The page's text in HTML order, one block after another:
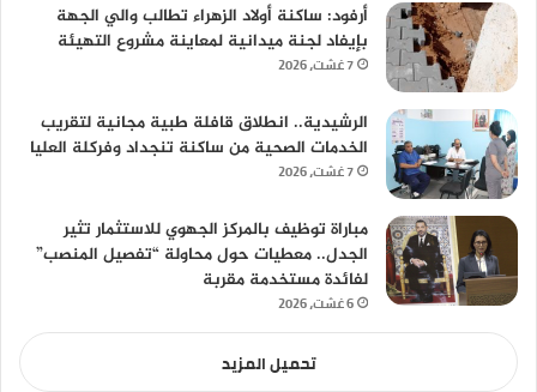
أرفود: ساكنة أولاد الزهراء تطالب والي الجهة
بإيفاد لجنة ميدانية لمعاينة مشروع التهيئة
7 غشت، 2026
الرشيدية.. انطلاق قافلة طبية مجانية لتقريب
الخدمات الصحية من ساكنة تنجداد وفركلة العليا
7 غشت، 2026
مباراة توظيف بالمركز الجهوي للاستثمار تثير
الجدل.. معطيات حول محاولة “تفصيل المنصب”
لفائدة مستخدمة مقربة
6 غشت، 2026
تحميل المزيد